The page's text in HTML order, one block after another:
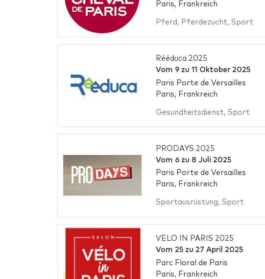
Paris, Frankreich
Pferd , Pferdezucht, Sport
Rééduca 2025
Vom 9zu 11 Oktober 2025
Paris Porte de Versailles
Paris, Frankreich
Gesundheitsdienst, Sport
PRODAYS 2025
Vom 6zu 8 Juli 2025
Paris Porte de Versailles
Paris, Frankreich
Sportausrüstung, Sport
VELO IN PARIS 2025
Vom 25zu 27 April 2025
Parc Floral de Paris
Paris, Frankreich